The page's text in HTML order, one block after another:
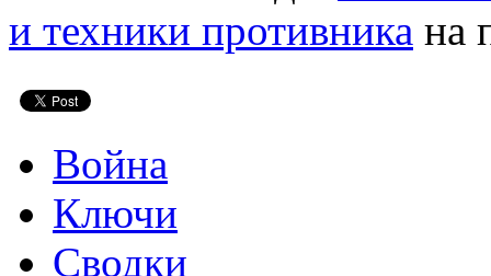
и техники противника на
Война
Ключи
Сводки